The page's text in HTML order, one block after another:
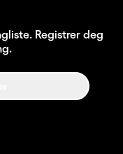
Registrer deg